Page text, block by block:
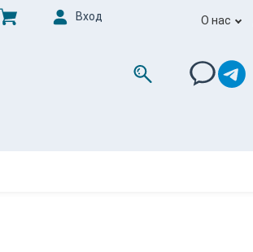
Вход О нас